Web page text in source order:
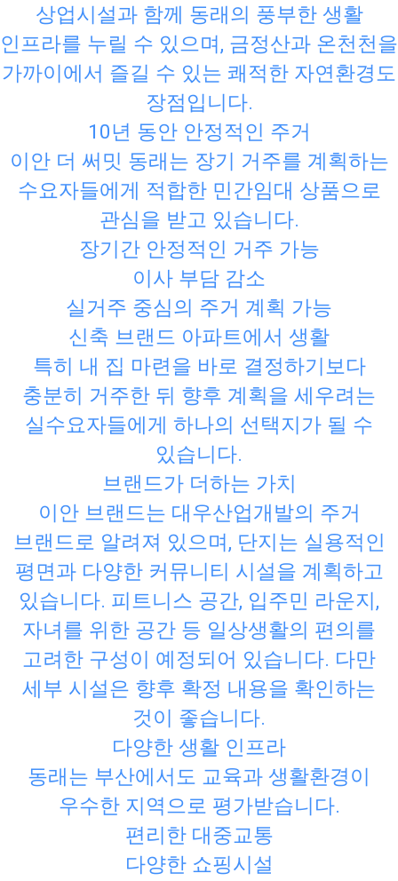
상업시설과 함께 동래의 풍부한 생활
인프라를 누릴 수 있으며, 금정산과 온천천을
가까이에서 즐길 수 있는 쾌적한 자연환경도
장점입니다.
10년 동안 안정적인 주거
이안 더 써밋 동래는 장기 거주를 계획하는
수요자들에게 적합한 민간임대 상품으로
관심을 받고 있습니다.
장기간 안정적인 거주 가능
이사 부담 감소
실거주 중심의 주거 계획 가능
신축 브랜드 아파트에서 생활
특히 내 집 마련을 바로 결정하기보다
충분히 거주한 뒤 향후 계획을 세우려는
실수요자들에게 하나의 선택지가 될 수
있습니다.
브랜드가 더하는 가치
이안 브랜드는 대우산업개발의 주거
브랜드로 알려져 있으며, 단지는 실용적인
평면과 다양한 커뮤니티 시설을 계획하고
있습니다. 피트니스 공간, 입주민 라운지,
자녀를 위한 공간 등 일상생활의 편의를
고려한 구성이 예정되어 있습니다. 다만
세부 시설은 향후 확정 내용을 확인하는
것이 좋습니다.
다양한 생활 인프라
동래는 부산에서도 교육과 생활환경이
우수한 지역으로 평가받습니다.
편리한 대중교통
다양한 쇼핑시설